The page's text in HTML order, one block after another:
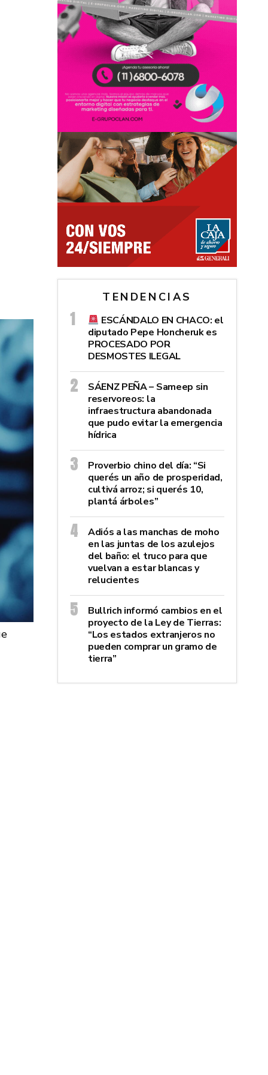
TENDENCIAS
ESCÁNDALO EN CHACO: el
diputado Pepe Honcheruk es
PROCESADO POR
DESMOSTES ILEGAL
SÁENZ PEÑA – Sameep sin
reservoreos: la
infraestructura abandonada
que pudo evitar la emergencia
hídrica
Proverbio chino del día: “Si
querés un año de prosperidad,
cultivá arroz; si querés 10,
plantá árboles”
Adiós a las manchas de moho
en las juntas de los azulejos
del baño: el truco para que
vuelvan a estar blancas y
relucientes
Bullrich informó cambios en el
proyecto de la Ley de Tierras:
“Los estados extranjeros no
pueden comprar un gramo de
tierra”